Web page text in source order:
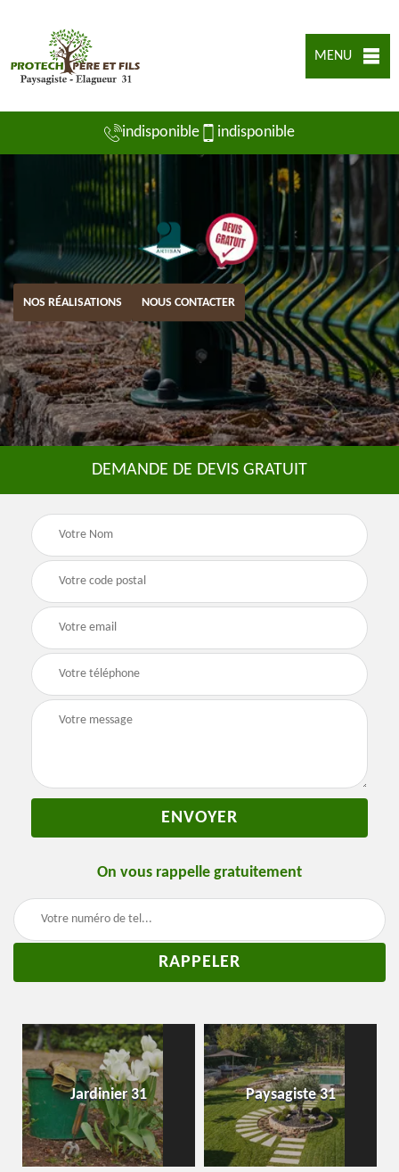
MENU
indisponible indisponible
NOS RÉALISATIONS NOUS CONTACTER
DEMANDE DE DEVIS GRATUIT
On vous rappelle gratuitement
Jardinier 31 Paysagiste 31